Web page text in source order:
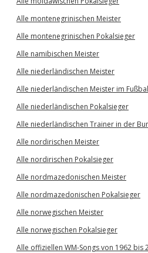
Alle montenegrinischen Meister
Alle montenegrinischen Pokalsieger
Alle namibischen Meister
Alle niederländischen Meister
Alle niederländischen Meister im
Alle niederländischen Pokalsieger
Alle niederländischen Trainer in der
Alle nordirischen Meister
Alle nordirischen Pokalsieger
Alle nordmazedonischen Meister
Alle nordmazedonischen Pokalsieger
Alle norwegischen Meister
Alle norwegischen Pokalsieger
Alle offiziellen WM-Songs von 1962 bis